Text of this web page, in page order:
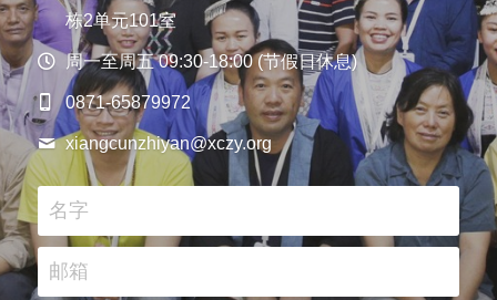
「乡土文化影像传习馆」
红河普春村馆
「澜湄之眼」东南亚影像交流平台
「北门回望」现代遇见乡土对话系列
栋2单元101室
周一至周五 09:30-18:00 (节假日休息)
0871-65879972
xiangcunzhiyan@xczy.org
名字
邮箱